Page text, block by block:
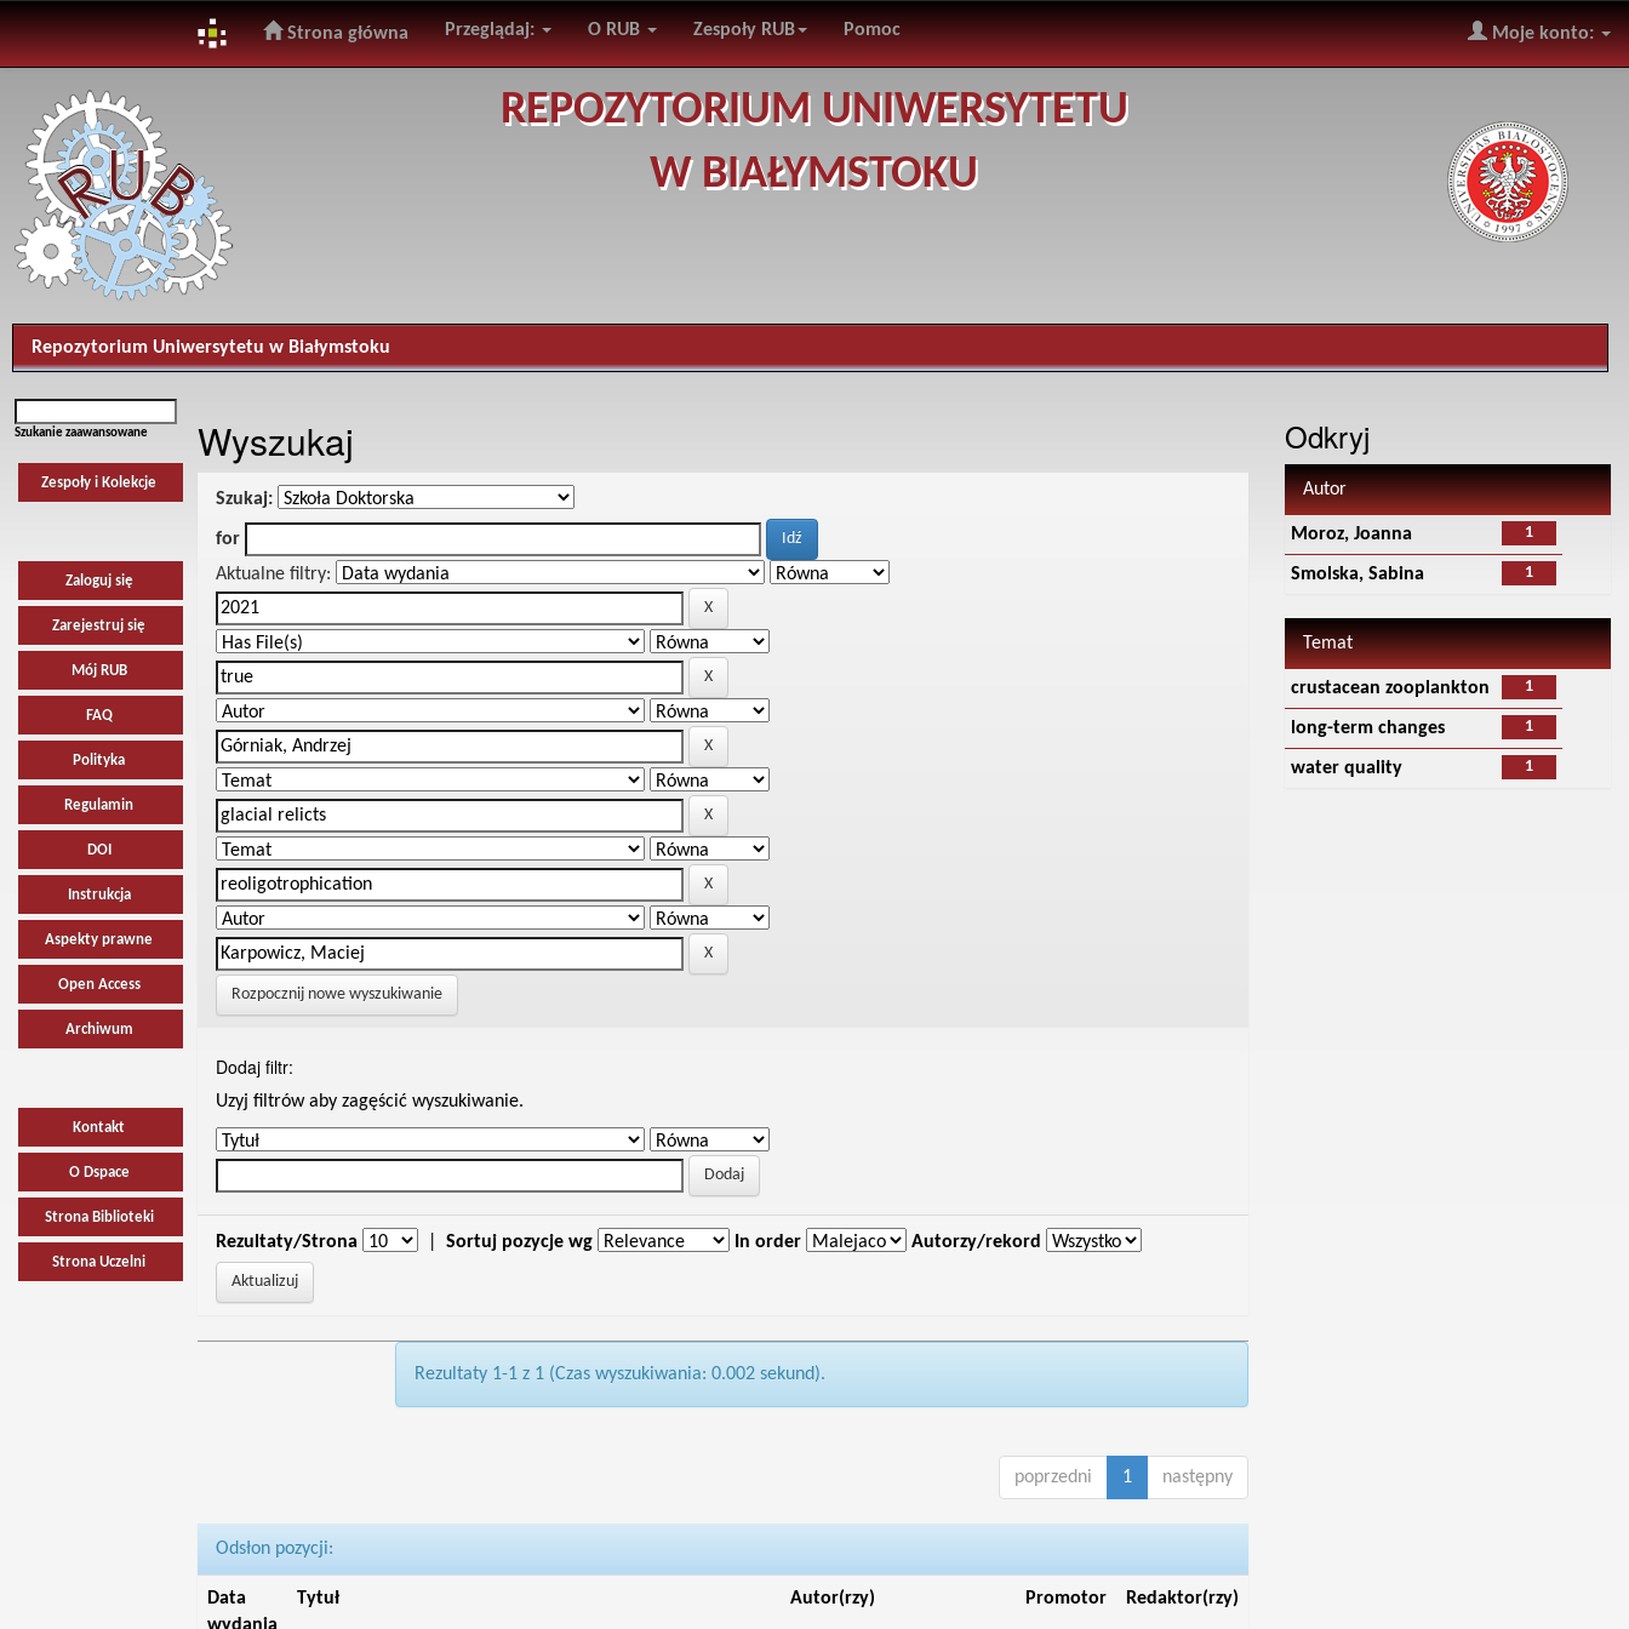
navigation
Strona główna Przeglądaj: O RUB Zespoły RUB Pomoc Moje konto:
REPOZYTORIUM UNIWERSYTETU
W BIAŁYMSTOKU
Repozytorium Uniwersytetu w Białymstoku
Szukanie zaawansowane
Zespoły i Kolekcje
Zaloguj się
Zarejestruj się
Mój RUB
FAQ
Polityka
Regulamin
DOI
Instrukcja
Aspekty prawne
Open Access
Archiwum
Kontakt
O Dspace
Strona Biblioteki
Strona Uczelni
Wyszukaj
Szukaj:
for
Aktualne filtry:
Rozpocznij nowe wyszukiwanie
Dodaj filtr:
Uzyj filtrów aby zagęścić wyszukiwanie.
Rezultaty/Strona Sortuj pozycje wg In order Autorzy/rekord
Rezultaty 1-1 z 1 (Czas wyszukiwania: 0.002 sekund).
poprzedni 1 następny
Odsłon pozycji:
Data
Tytuł Autor(rzy) Promotor Redaktor(rzy)
Odkryj
Autor
1
Moroz, Joanna
1
Smolska, Sabina
Temat
1
crustacean zooplankton
1
long-term changes
1
water quality